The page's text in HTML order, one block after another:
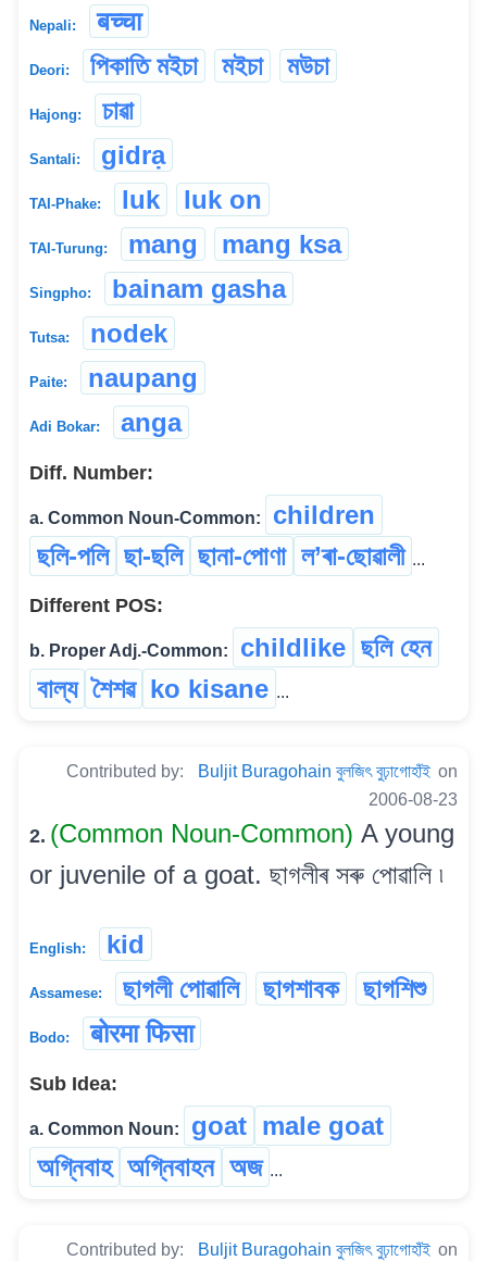
Nepali: बच्चा
Deori: পিকাতি মইচা মইচা মউচা
Hajong: চাৱা
Santali: gidrạ
TAI-Phake: luk luk on
TAI-Turung: mang mang ksa
Singpho: bainam gasha
Tutsa: nodek
Paite: naupang
Adi Bokar: anga
Diff. Number:
a. Common Noun-Common:
children
ছলি-পলি ছা-ছলি ছানা-পোণা ল’ৰা-ছোৱালী ...
Different POS:
b. Proper Adj.-Common: childlike ছলি হেন
বাল্য শৈশৱ ko kisane ...
Contributed by: Buljit Buragohain বুলজিৎ বুঢ়াগোহাঁই on
2006-08-23
2. (Common Noun-Common) A young
or juvenile of a goat. ছাগলীৰ সৰু পোৱালি ৷
English: kid
Assamese: ছাগলী পোৱালি ছাগশাবক ছাগশিশু
Bodo: बोरमा फिसा
Sub Idea:
a. Common Noun: goat male goat
অগ্নিবাহ অগ্নিবাহন অজ ...
Contributed by: Buljit Buragohain বুলজিৎ বুঢ়াগোহাঁই on